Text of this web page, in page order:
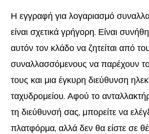
Η εγγραφή για λογαριασμό
είναι σχετικά γρήγορη. Είναι
αυτόν τον κλάδο να ζητείται από
συναλλασσόμενους να παρέχουν
τους και μια έγκυρη διεύθυνση
ταχυδρομείου. Αφού το
τη διεύθυνσή σας, μπορείτε να
πλατφόρμα, αλλά δεν θα είστε σε